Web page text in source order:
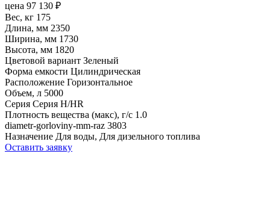
цена 97 130 ₽
Вес, кг 175
Длина, мм 2350
Ширина, мм 1730
Высота, мм 1820
Цветовой вариант Зеленый
Форма емкости Цилиндрическая
Расположение Горизонтальное
Объем, л 5000
Серия Серия H/HR
Плотность вещества (макс), г/с 1.0
diametr-gorloviny-mm-raz 3803
Назначение Для воды, Для дизельного топлива
Оставить заявку